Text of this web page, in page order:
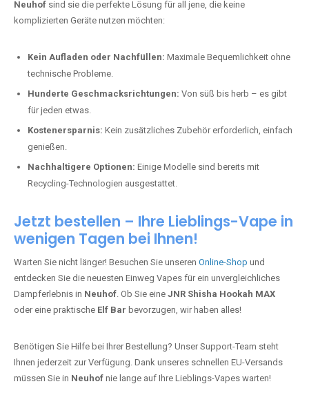
Neuhof sind sie die perfekte Lösung für all jene, die keine
komplizierten Geräte nutzen möchten:
Kein Aufladen oder Nachfüllen: Maximale Bequemlichkeit ohne
technische Probleme.
Hunderte Geschmacksrichtungen: Von süß bis herb – es gibt
für jeden etwas.
Kostenersparnis: Kein zusätzliches Zubehör erforderlich, einfach
genießen.
Nachhaltigere Optionen: Einige Modelle sind bereits mit
Recycling-Technologien ausgestattet.
Jetzt bestellen – Ihre Lieblings-Vape in
wenigen Tagen bei Ihnen!
Warten Sie nicht länger! Besuchen Sie unseren Online-Shop und
entdecken Sie die neuesten Einweg Vapes für ein unvergleichliches
Dampferlebnis in Neuhof. Ob Sie eine JNR Shisha Hookah MAX
oder eine praktische Elf Bar bevorzugen, wir haben alles!
Benötigen Sie Hilfe bei Ihrer Bestellung? Unser Support-Team steht
Ihnen jederzeit zur Verfügung. Dank unseres schnellen EU-Versands
müssen Sie in Neuhof nie lange auf Ihre Lieblings-Vapes warten!